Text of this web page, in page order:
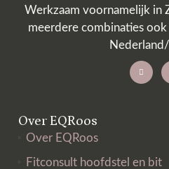
Werkzaam voornamelijk in
meerdere combinaties
Over EQRoos
Over EQRoos
Fitconsult hoofdstel en bit